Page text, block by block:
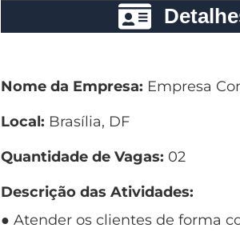
Nome da Empresa: Empresa
Local: Brasília, DF
Quantidade de Vagas: 02
Descrição das Atividades:
● Atender os clientes de forma